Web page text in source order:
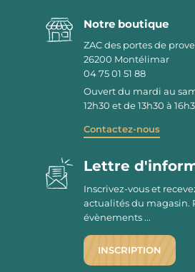
Notre boutique
ZAC des portes de
26200 Montélimar
04 75 01 51 88
Ouvert du mardi au
12h30 et de 13h30 à
Contactez-nous
Lettre
Inscrivez-vous et
actualités du magasin.
évènements ...
INSCRIPTION